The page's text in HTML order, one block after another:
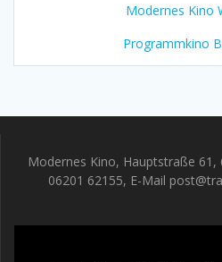
Modernes Kino
Programmkino
Modernes Kino, Hauptstraße 61,
06201 62155, E-Mail